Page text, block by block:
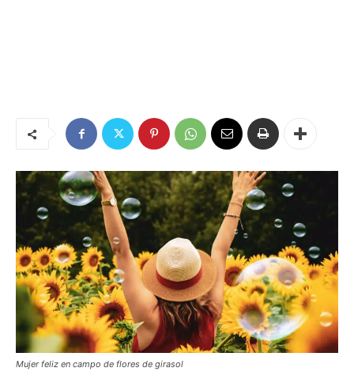
Mujer feliz en campo de flores de girasol